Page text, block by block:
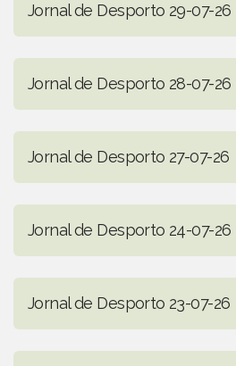
Jornal de Desporto 29-07-26
Jornal de Desporto 28-07-26
Jornal de Desporto 27-07-26
Jornal de Desporto 24-07-26
Jornal de Desporto 23-07-26